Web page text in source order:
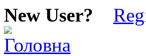
New User?